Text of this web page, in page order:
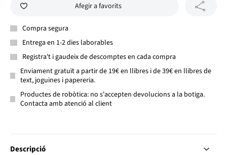
Afegir a favorits
Compra segura
Entrega en 1-2 dies laborables
Registra't i gaudeix de descomptes en cada compra
Enviament gratuït a partir de 19€ en llibres i de 39€ en llibres de
text, joguines i papereria.
Productes de robòtica: no s'accepten devolucions a la botiga.
Contacta amb atenció al client
Descripció